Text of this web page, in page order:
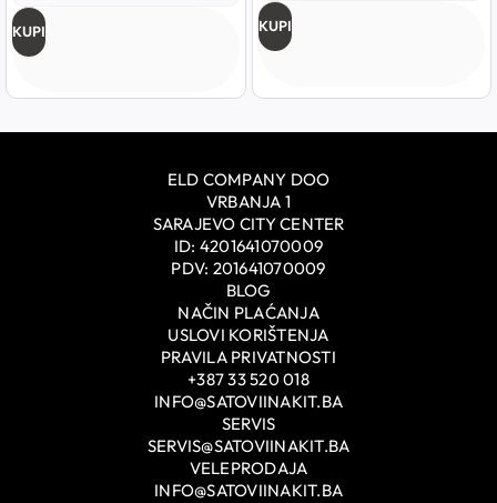
KUPI KUPI
ELD COMPANY DOO
VRBANJA 1
SARAJEVO CITY CENTER
ID: 4201641070009
PDV: 201641070009
BLOG
NAČIN PLAĆANJA
USLOVI KORIŠTENJA
PRAVILA PRIVATNOSTI
+387 33 520 018
INFO@SATOVIINAKIT.BA
SERVIS
SERVIS@SATOVIINAKIT.BA
VELEPRODAJA
INFO@SATOVIINAKIT.BA